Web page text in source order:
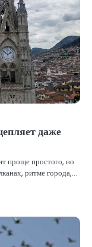
даже
проще простого, но
ритме города,…